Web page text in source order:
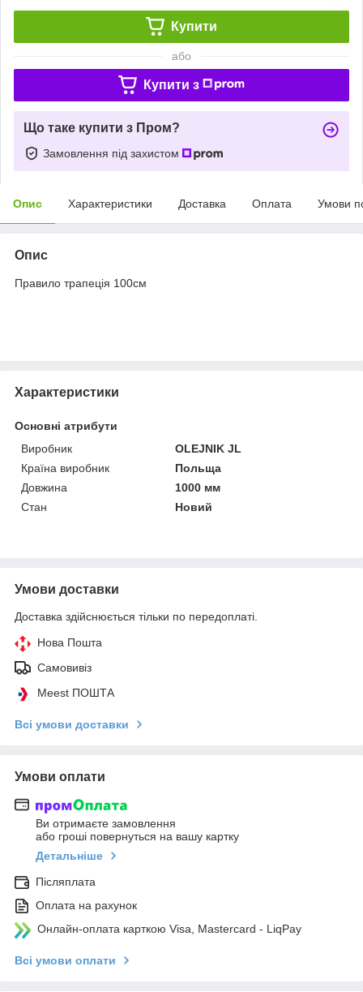
Купити
або
Купити з
Що таке купити з Пром?
Замовлення під захистом
Опис Характеристики Доставка Оплата Умови
Опис
Правило трапеція 100см
Характеристики
Основні атрибути
Виробник
OLEJNIK JL
Країна виробник
Польща
Довжина
1000 мм
Стан
Новий
Умови доставки
Доставка здійснюється тільки по передоплаті.
Нова Пошта
Самовивіз
Meest ПОШТА
Всі умови доставки
Умови оплати
Ви отримаєте замовлення
або гроші повернуться на вашу картку
Детальніше
Післяплата
Оплата на рахунок
Онлайн-оплата карткою Visa, Mastercard - LiqPay
Всі умови оплати